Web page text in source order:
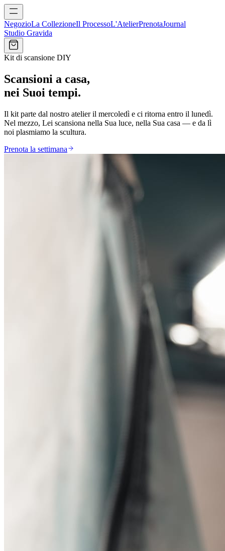
NegozioLa CollezioneIl ProcessoL'AtelierPrenotaJournal
Studio Gravida
Kit di scansione DIY
Scansioni a casa,
nei Suoi tempi.
Il kit parte dal nostro atelier il mercoledì e ci ritorna entro il lunedì.
Nel mezzo, Lei scansiona nella Sua luce, nella Sua casa — e da lì
noi plasmiamo la scultura.
Prenota la settimana